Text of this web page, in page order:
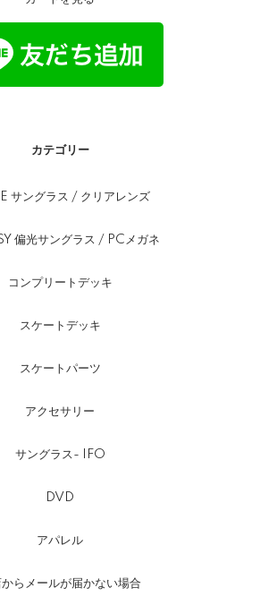
カテゴリー
サングラス / クリアレンズ
偏光サングラス / PCメガネ
コンプリートデッキ
スケートデッキ
スケートパーツ
アクセサリー
サングラス- IFO
DVD
アパレル
からメールが届かない場合